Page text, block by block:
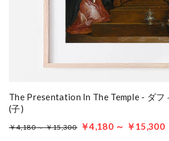
The Presentation In The Temple - ダフ
(子)
￥4,180 ～ ￥15,300 ￥4,180 ～ ￥15,300